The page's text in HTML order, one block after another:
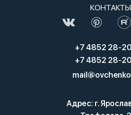
КОНТАКТЫ
+7 4852 28-
+7 4852 28-
Адрес: г.